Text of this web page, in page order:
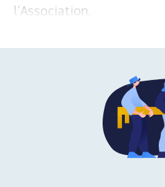
l’Association.